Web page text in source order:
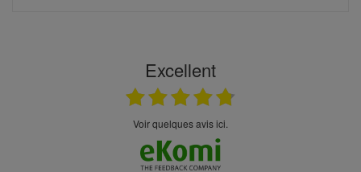
Excellent
Voir quelques avis ici.